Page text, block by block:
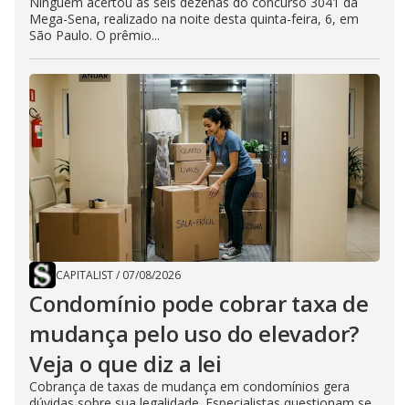
Mega-Sena, realizado na noite desta quinta-feira, 6, em
São Paulo. O prêmio...
CAPITALIST/ 07/08/2026
Condomínio pode cobrar taxa de
mudança pelo uso do elevador?
Veja o que diz a lei
Cobrança de taxas de mudança em condomínios gera